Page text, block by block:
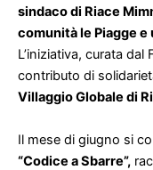
sindaco di Riace
comunità le Piagge
L’iniziativa, curata
contributo di
Villaggio Globale di
Il mese di giugno si
“Codice a Sbarre”,